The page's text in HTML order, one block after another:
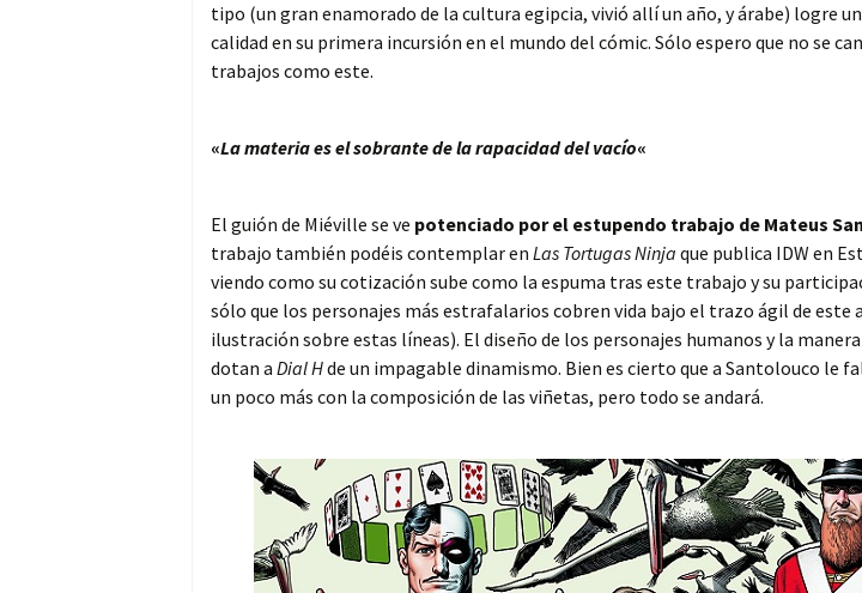
tipo (un gran enamorado de la cultura egipcia, vivió allí un año, y árabe) logre
calidad en su primera incursión en el mundo del cómic. Sólo espero que no se
trabajos como este.
«La materia es el sobrante de la rapacidad del vacío«
El guión de Miéville se ve potenciado por el estupendo trabajo de Mateus
trabajo también podéis contemplar en Las Tortugas Ninja que publica IDW en
viendo como su cotización sube como la espuma tras este trabajo y su
sólo que los personajes más estrafalarios cobren vida bajo el trazo ágil de este
ilustración sobre estas líneas). El diseño de los personajes humanos y la
dotan a Dial Hde un impagable dinamismo. Bien es cierto que a Santolouco le
un poco más con la composición de las viñetas, pero todo se andará.